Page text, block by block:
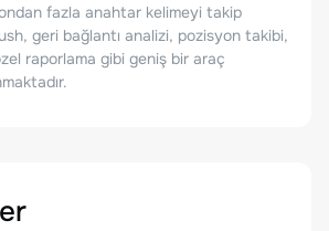
fazla anahtar kelimeyi takip
geri bağlantı analizi, pozisyon takibi,
raporlama gibi geniş bir araç